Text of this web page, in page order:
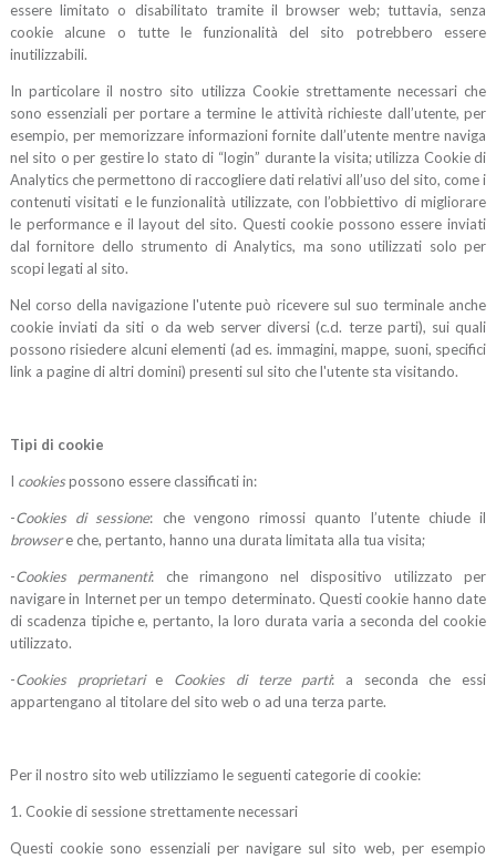
essere limitato o disabilitato tramite il browser web; tuttavia, senza
cookie alcune o tutte le funzionalità del sito potrebbero essere
inutilizzabili.
In particolare il nostro sito utilizza Cookie strettamente necessari che
sono essenziali per portare a termine le attività richieste dall’utente, per
esempio, per memorizzare informazioni fornite dall’utente mentre naviga
nel sito o per gestire lo stato di “login” durante la visita; utilizza Cookie di
Analytics che permettono di raccogliere dati relativi all’uso del sito, come i
contenuti visitati e le funzionalità utilizzate, con l’obbiettivo di migliorare
le performance e il layout del sito. Questi cookie possono essere inviati
dal fornitore dello strumento di Analytics, ma sono utilizzati solo per
scopi legati al sito.
Nel corso della navigazione l'utente può ricevere sul suo terminale anche
cookie inviati da siti o da web server diversi (c.d. terze parti), sui quali
possono risiedere alcuni elementi (ad es. immagini, mappe, suoni, specifici
link a pagine di altri domini) presenti sul sito che l'utente sta visitando.
Tipi di cookie
I cookiespossono essere classificati in:
-Cookies di sessione: che vengono rimossi quanto l’utente chiude il
browsere che, pertanto, hanno una durata limitata alla tua visita;
-Cookies permanenti: che rimangono nel dispositivo utilizzato per
navigare in Internet per un tempo determinato. Questi cookie hanno date
di scadenza tipiche e, pertanto, la loro durata varia a seconda del cookie
utilizzato.
-Cookies proprietarie Cookies di terze parti: a seconda che essi
appartengano al titolare del sito web o ad una terza parte.
Per il nostro sito web utilizziamo le seguenti categorie di cookie:
1. Cookie di sessione strettamente necessari
Questi cookie sono essenziali per navigare sul sito web, per esempio